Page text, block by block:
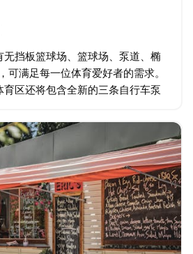
挡板篮球场、篮球场、泵道、椭
可满足每一位体育爱好者的需求。
区还将包含全新的三条自行车泵
烤设施…